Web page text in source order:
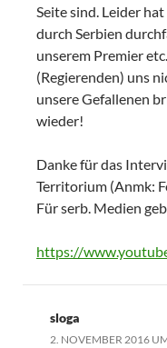
Seite sind. Leider
durch Serbien
unserem Premier
(Regierenden) uns
unsere Gefallenen
wieder!
Danke für das
Territorium (Anmk:
Für serb. Medien
https://
sloga
2. NOVEMBER 2016